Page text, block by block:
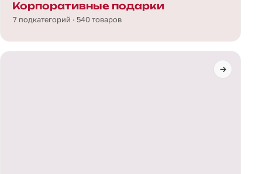
Корпоративные подарки
7 подкатегорий · 540 товаров